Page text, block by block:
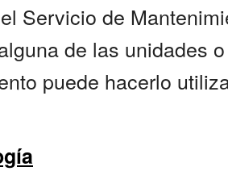
Servicio de
de las unidades
puede hacerlo